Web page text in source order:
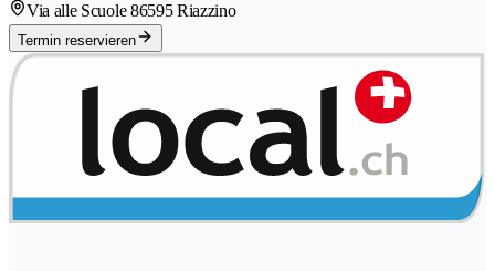
Via alle Scuole 86595 Riazzino
Termin reservieren